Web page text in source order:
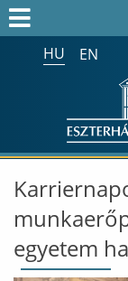
HU EN
FELVETTEK
ALUMNI
ONK2026
Keresés az
egyetem